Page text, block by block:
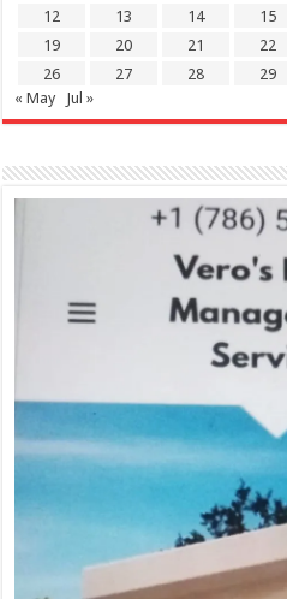
12 13 14 15
19
20 21 22
26
27 28 29
« May
Jul »